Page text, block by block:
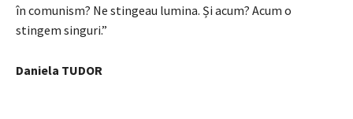
în comunism? Ne stingeau lumina. Și acum? Acum o
stingem singuri.”
Daniela TUDOR